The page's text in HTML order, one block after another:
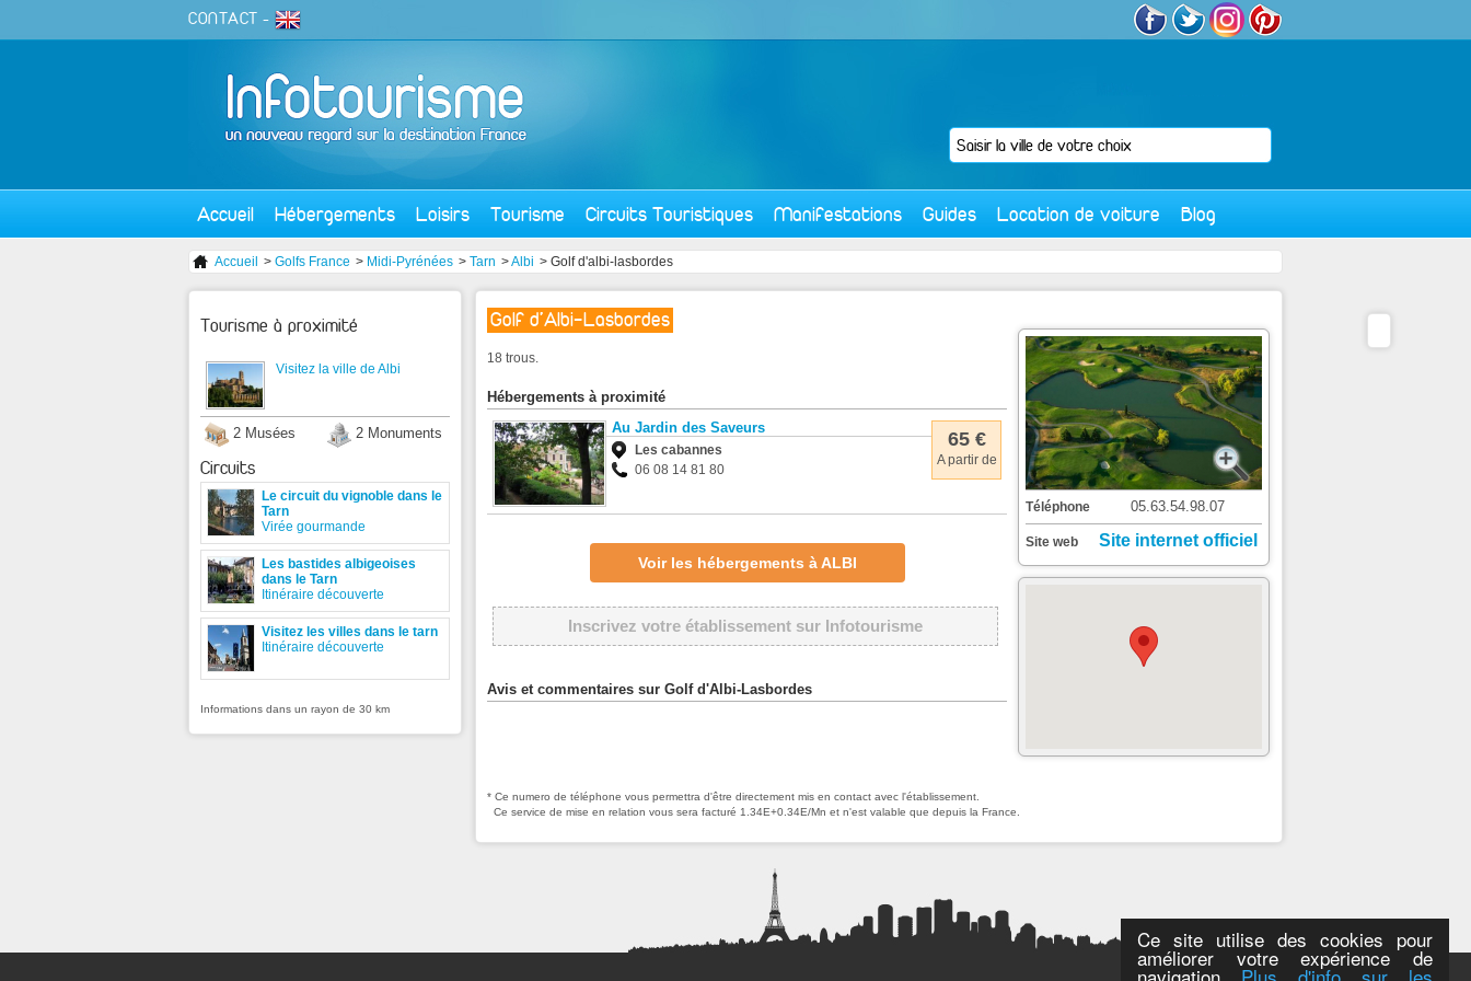
Ce site utilise des cookies pour
améliorer votre expérience de
CONTACT -
Accueil Hébergements Loisirs Tourisme Circuits Touristiques Manifestations Guides Location de voiture Blog
Accueil > Golfs France > Midi-Pyrénées > Tarn >Albi > Golf d'albi-lasbordes
Golf d'Albi-Lasbordes
18 trous.
Hébergements à proximité
65 €
A partir de
Au Jardin des Saveurs
Les cabannes
06 08 14 81 80
Voir les hébergements à ALBI
Inscrivez votre établissement sur Infotourisme
Avis et commentaires sur Golf d'Albi-Lasbordes
Téléphone 05.63.54.98.07
Site web Site internet officiel
* Ce numero de téléphone vous permettra d'être directement mis en contact avec l'établissement.
Ce service de mise en relation vous sera facturé 1.34E+0.34E/Mn et n'est valable que depuis la France.
Tourisme à proximité
Visitez la ville de Albi
2 Musées 2 Monuments
Circuits
Le circuit du vignoble dans le
Tarn
Virée gourmande
Les bastides albigeoises
dans le Tarn
Itinéraire découverte
Visitez les villes dans le tarn
Itinéraire découverte
Informations dans un rayon de 30 km